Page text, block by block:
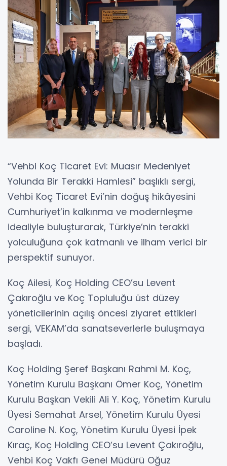
“Vehbi Koç Ticaret Evi: Muasır Medeniyet
Yolunda Bir Terakki Hamlesi” başlıklı sergi,
Vehbi Koç Ticaret Evi’nin doğuş hikâyesini
Cumhuriyet’in kalkınma ve modernleşme
idealiyle buluşturarak, Türkiye’nin terakki
yolculuğuna çok katmanlı ve ilham verici bir
perspektif sunuyor.
Koç Ailesi, Koç Holding CEO’su Levent
Çakıroğlu ve Koç Topluluğu üst düzey
yöneticilerinin açılış öncesi ziyaret ettikleri
sergi, VEKAM’da sanatseverlerle buluşmaya
başladı.
Koç Holding Şeref Başkanı Rahmi M. Koç,
Yönetim Kurulu Başkanı Ömer Koç, Yönetim
Kurulu Başkan Vekili Ali Y. Koç, Yönetim Kurulu
Üyesi Semahat Arsel, Yönetim Kurulu Üyesi
Caroline N. Koç, Yönetim Kurulu Üyesi İpek
Kıraç, Koç Holding CEO’su Levent Çakıroğlu,
Vehbi Koç Vakfı Genel Müdürü Oğuz